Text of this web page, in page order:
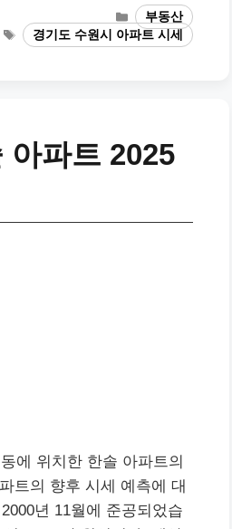
Categories
부동산
Tags경기도 수원시 아파트 시세
아파트 2025
에 위치한 한솔 아파트의
트의 향후 시세 예측에 대
년 11월에 준공되었습